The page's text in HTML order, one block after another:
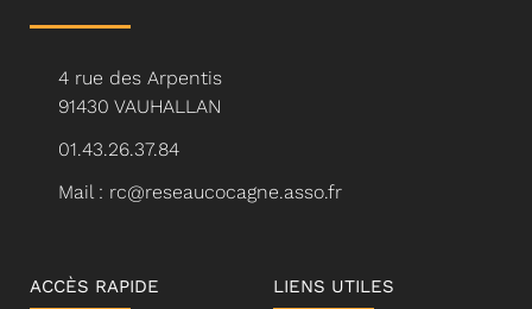
4 rue des Arpentis
91430 VAUHALLAN
01.43.26.37.84
Mail : rc@reseaucocagne.asso.fr
ACCÈS RAPIDE LIENS UTILES